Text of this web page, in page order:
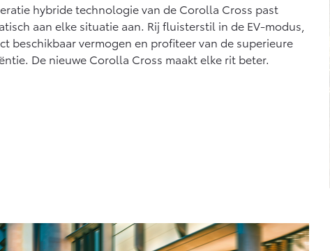
hybride technologie van de Corolla Cross past
aan elke situatie aan. Rij fluisterstil in de EV-modus,
beschikbaar vermogen en profiteer van de superieure
De nieuwe Corolla Cross maakt elke rit beter.